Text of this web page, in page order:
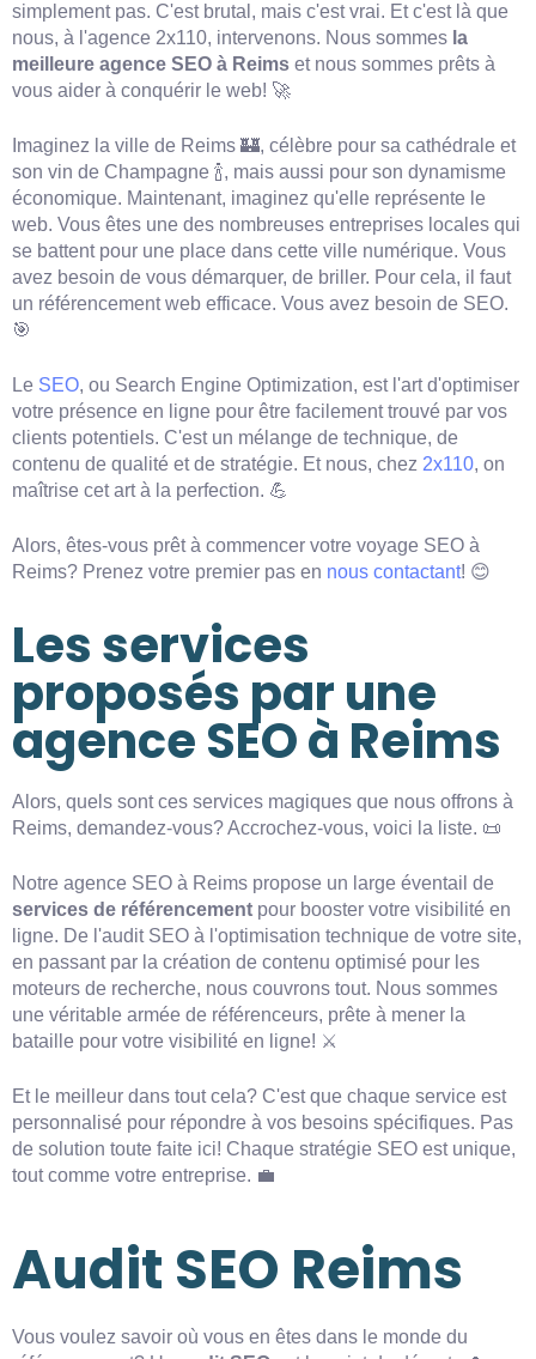
simplement pas. C'est brutal, mais c'est vrai. Et c'est là que
nous, à l'agence 2x110, intervenons. Nous sommes la
meilleure agence SEO à Reims et nous sommes prêts à
vous aider à conquérir le web! 🚀
Imaginez la ville de Reims 🏰, célèbre pour sa cathédrale et
son vin de Champagne 🍾, mais aussi pour son dynamisme
économique. Maintenant, imaginez qu'elle représente le
web. Vous êtes une des nombreuses entreprises locales qui
se battent pour une place dans cette ville numérique. Vous
avez besoin de vous démarquer, de briller. Pour cela, il faut
un référencement web efficace. Vous avez besoin de SEO.
🎯
Le SEO, ou Search Engine Optimization, est l'art d'optimiser
votre présence en ligne pour être facilement trouvé par vos
clients potentiels. C'est un mélange de technique, de
contenu de qualité et de stratégie. Et nous, chez 2x110, on
maîtrise cet art à la perfection. 💪
Alors, êtes-vous prêt à commencer votre voyage SEO à
Reims? Prenez votre premier pas en nous contactant! 😊
Les services
proposés par une
agence SEO à Reims
Alors, quels sont ces services magiques que nous offrons à
Reims, demandez-vous? Accrochez-vous, voici la liste. 📜
Notre agence SEO à Reims propose un large éventail de
services de référencement pour booster votre visibilité en
ligne. De l'audit SEO à l'optimisation technique de votre site,
en passant par la création de contenu optimisé pour les
moteurs de recherche, nous couvrons tout. Nous sommes
une véritable armée de référenceurs, prête à mener la
bataille pour votre visibilité en ligne! ⚔️
Et le meilleur dans tout cela? C'est que chaque service est
personnalisé pour répondre à vos besoins spécifiques. Pas
de solution toute faite ici! Chaque stratégie SEO est unique,
tout comme votre entreprise. 💼
Audit SEO Reims
Vous voulez savoir où vous en êtes dans le monde du